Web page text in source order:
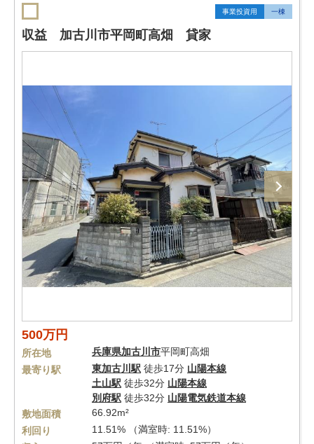
事業投資用 一棟
収益 加古川市平岡町高畑 貸家
500万円
所在地 兵庫県加古川市平岡町高畑
最寄り駅
東加古川駅 徒歩17分 山陽本線
土山駅 徒歩32分 山陽本線
別府駅 徒歩32分 山陽電気鉄道本線
敷地面積
66.92m²
利回り
11.51% （満室時: 11.51%）